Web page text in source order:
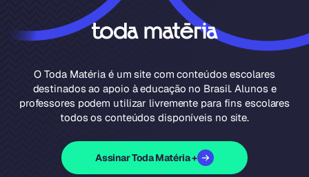
O Toda Matéria é um site com conteúdos escolares
destinados ao apoio à educação no Brasil. Alunos e
professores podem utilizar livremente para fins escolares
todos os conteúdos disponíveis no site.
Assinar Toda Matéria +